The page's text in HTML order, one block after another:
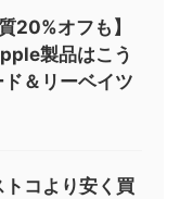
20%オフも】
製品はこう
＆リーベイツ
コより安く買